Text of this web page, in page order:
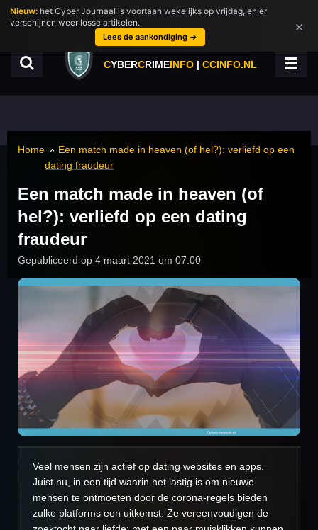
Ga
direct
hoofdinhoud
CYBERCRIMEINFO | CCINFO.NL
Home » Een match made in heaven (of hel?): verliefd op een
dating fraudeur
Een match made in heaven (of
hel?): verliefd op een dating
fraudeur
Gepubliceerd op 4 maart 2021 om 07:00
Veel mensen zijn actief op dating websites en apps.
Juist nu, in een tijd waarin het lastig is om nieuwe
mensen te ontmoeten door de corona-regels bieden
zulke platforms een uitkomst. Ze vereenvoudigen de
Nieuw: het Cyber Journaal is voortaan wekelijks op vrijdag, en er
verschijnen weer losse artikelen.
Lees de aankondiging →
×